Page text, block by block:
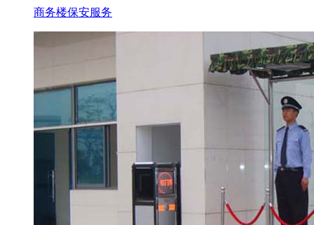
商务楼保安服务